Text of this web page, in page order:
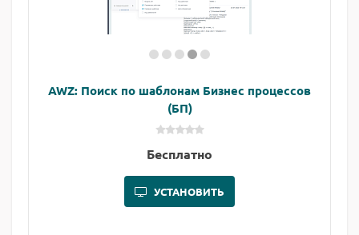
AWZ: Поиск по шаблонам Бизнес процессов
(БП)
Бесплатно
УСТАНОВИТЬ